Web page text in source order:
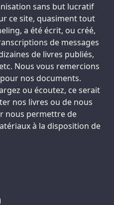
sans but lucratif
ce site, quasiment tout
a été écrit, ou créé,
de messages
de livres publiés,
Nous vous remercions
nos documents.
ou écoutez, ce serait
nos livres ou de nous
nous permettre de
à la disposition de